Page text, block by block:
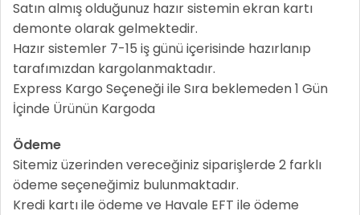
Satın almış olduğunuz hazır sistemin ekran kartı
demonte olarak gelmektedir.
Hazır sistemler 7-15 iş günü içerisinde hazırlanıp
tarafımızdan kargolanmaktadır.
Express Kargo Seçeneği ile Sıra beklemeden 1 Gün
İçinde Ürünün Kargoda
Ödeme
Sitemiz üzerinden vereceğiniz siparişlerde 2 farklı
ödeme seçeneğimiz bulunmaktadır.
Kredi kartı ile ödeme ve Havale EFT ile ödeme